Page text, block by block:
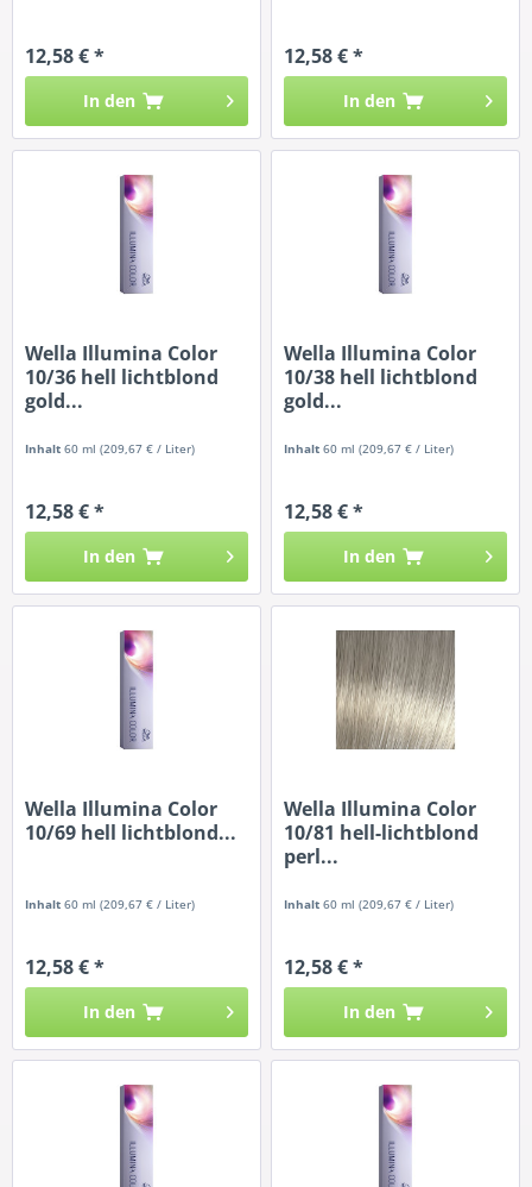
12,58 € *
In den
12,58 € *
In den
Wella Illumina Color
10/36 hell lichtblond
gold...
Inhalt60 ml(209,67 € / Liter)
12,58 € *
In den
Wella Illumina Color
10/38 hell lichtblond
gold...
Inhalt60 ml(209,67 € / Liter)
12,58 € *
In den
Wella Illumina Color
10/69 hell lichtblond...
Inhalt60 ml(209,67 € / Liter)
12,58 € *
In den
Wella Illumina Color
10/81 hell-lichtblond
perl...
Inhalt60 ml(209,67 € / Liter)
12,58 € *
In den